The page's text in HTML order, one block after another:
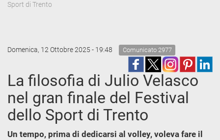
Sport di Trento
Domenica, 12 Ottobre 2025 - 19:48 Comunicato 2977
La filosofia di Julio Velasco
nel gran finale del Festival
dello Sport di Trento
Un tempo, prima di dedicarsi al volley, voleva fare il